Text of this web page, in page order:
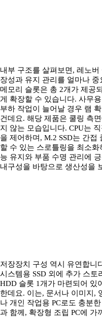
내부 구조를 살펴보면, 레노
장성과 유지 관리를 얼마나
메모리 슬롯은 총 2개가 제공
게 확장할 수 있습니다. 사무
부하 작업이 늘어날 경우 램
건데요. 해당 제품은 쿨링 측
지 않는 모습입니다. CPU는
을 제어하며, M.2 SSD는 간접
할 수 있는 스로틀링을 최소
능 유지와 부품 수명 관리에
내구성을 바탕으로 생산성을
저장장치 구성 역시 유연합니
시스템용 SSD 외에 추가 스토
HDD 슬롯 1개가 마련되어 있
한데요. 이는, 문서나 이미지,
나 개인 작업용 PC로도 충분
과 함께, 확장형 조립 PC에 가